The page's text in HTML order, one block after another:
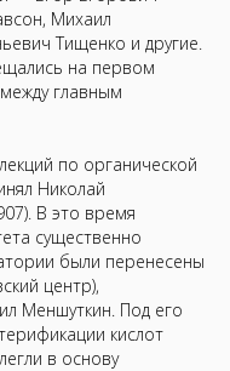
Михаил
Тищенко и другие.
на первом
главным
по органической
Николай
В это время
существенно
были перенесены
центр),
Меншуткин. Под его
кислот
в основу